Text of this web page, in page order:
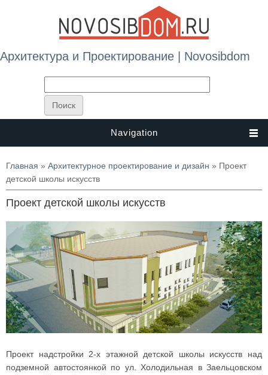
Архитектура и Проектирование | Novosibdom
Navigation
Вы здесь
Главная » Архитектурное проектирование и дизайн » Проект
детской школы искусств
Проект детской школы искусств
Проект надстройки 2-х этажной детской школы искусств над
подземной автостоянкой по ул. Холодильная в Заельцовском